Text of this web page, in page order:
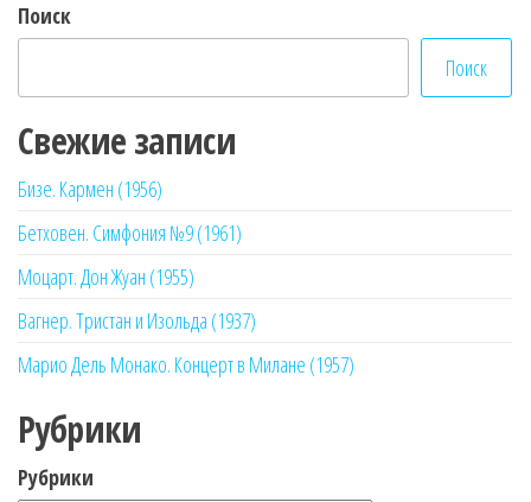
Поиск
Поиск
Свежие записи
Бизе. Кармен (1956)
Бетховен. Симфония №9 (1961)
Моцарт. Дон Жуан (1955)
Вагнер. Тристан и Изольда (1937)
Марио Дель Монако. Концерт в Милане (1957)
Рубрики
Рубрики